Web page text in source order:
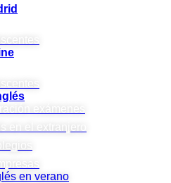
exámenes
en el extranjero
en verano